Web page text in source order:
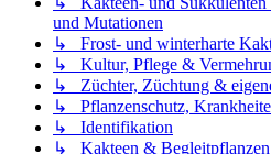
und Mutationen
↳ Frost- und winterharte
↳ Kultur, Pflege &
↳ Züchter, Züchtung &
↳ Pflanzenschutz,
↳ Identifikation
↳ Kakteen & Begleitpflanzen